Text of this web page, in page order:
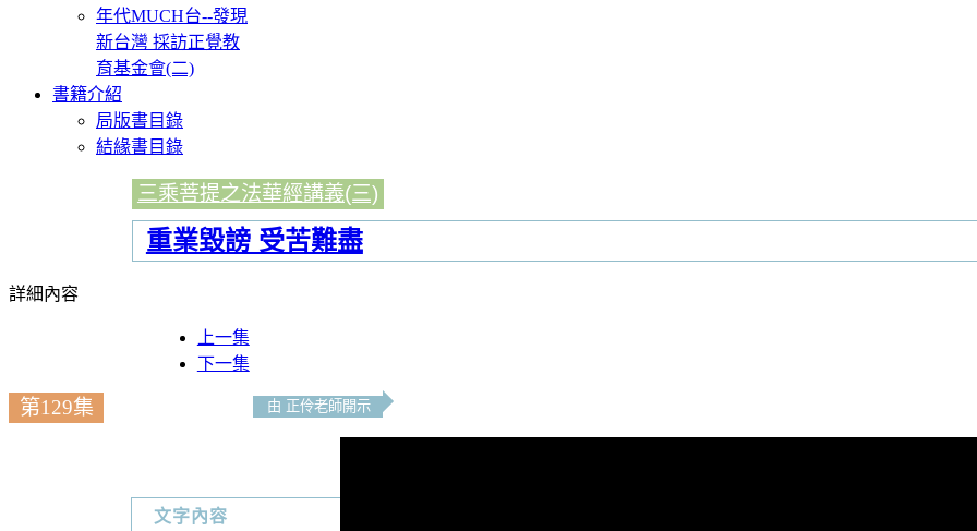
年代MUCH台--發現
新台灣 採訪正覺教
育基金會(二)
書籍介紹
局版書目錄
結緣書目錄
三乘菩提之法華經講義(三)
重業毀謗 受苦難盡
詳細內容
上一集
下一集
第129集 由 正伶老師開示
文字內容